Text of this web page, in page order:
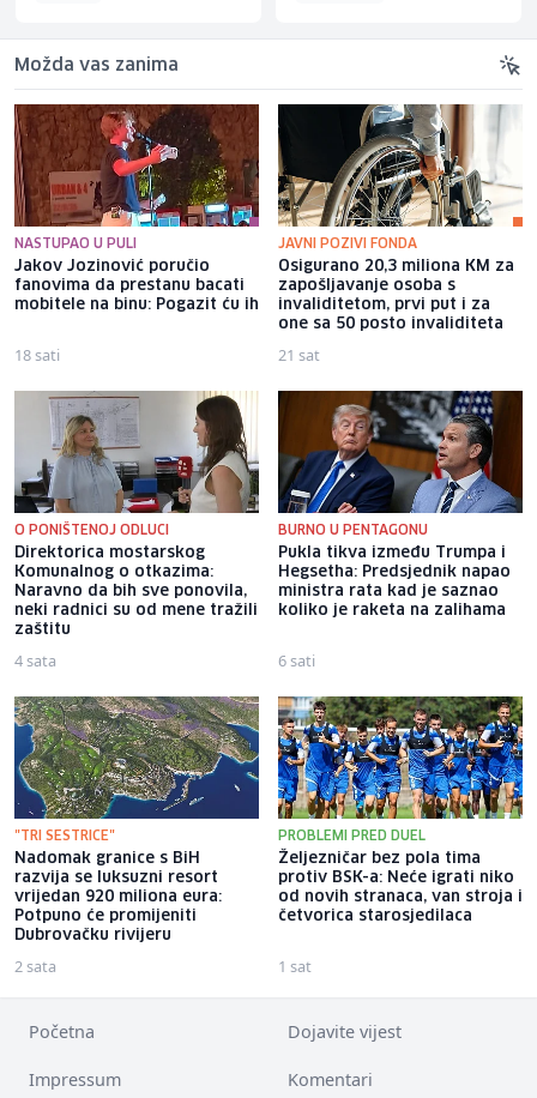
Možda vas zanima
NASTUPAO U PULI
Jakov Jozinović poručio
fanovima da prestanu bacati
mobitele na binu: Pogazit ću ih
18 sati
JAVNI POZIVI FONDA
Osigurano 20,3 miliona KM za
zapošljavanje osoba s
invaliditetom, prvi put i za
one sa 50 posto invaliditeta
21 sat
O PONIŠTENOJ ODLUCI
Direktorica mostarskog
Komunalnog o otkazima:
Naravno da bih sve ponovila,
neki radnici su od mene tražili
zaštitu
4 sata
BURNO U PENTAGONU
Pukla tikva između Trumpa i
Hegsetha: Predsjednik napao
ministra rata kad je saznao
koliko je raketa na zalihama
6 sati
"TRI SESTRICE"
Nadomak granice s BiH
razvija se luksuzni resort
vrijedan 920 miliona eura:
Potpuno će promijeniti
Dubrovačku rivijeru
2 sata
PROBLEMI PRED DUEL
Željezničar bez pola tima
protiv BSK-a: Neće igrati niko
od novih stranaca, van stroja i
četvorica starosjedilaca
1 sat
Početna Dojavite vijest
Impressum Komentari